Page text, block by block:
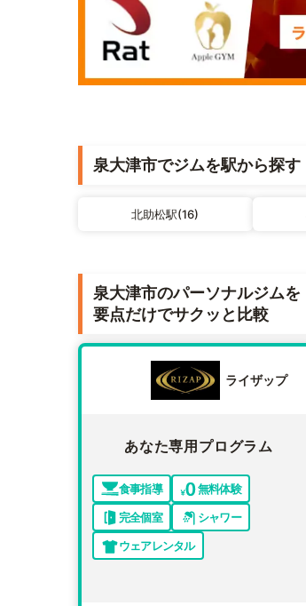
泉大津市でジムを駅から探す
北助松駅(16)
泉大津市のパーソナルジムを
要点だけでサクッと比較
ライザップ
あなた専用プログラム
食事指導
無料体験
完全個室
シャワー
ウェアレンタル